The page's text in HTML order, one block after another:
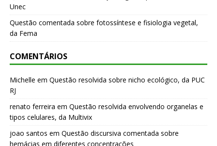
Unec
Questão comentada sobre fotossíntese e fisiologia vegetal,
da Fema
COMENTÁRIOS
Michelle em Questão resolvida sobre nicho ecológico, da PUC
RJ
renato ferreira em Questão resolvida envolvendo organelas e
tipos celulares, da Multivix
joao santos em Questão discursiva comentada sobre
hemácias em diferentes concentrações